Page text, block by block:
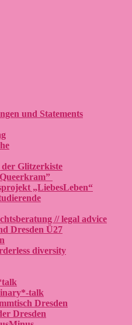
und Statements
Glitzerkiste
„LiebesLeben“
// legal advice
Dresden Ü27
diversity
talk
Dresden
Dresden